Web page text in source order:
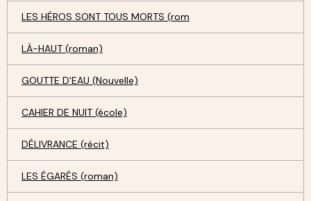
LES HÉROS SONT TOUS MORTS (rom
LÀ-HAUT (roman)
GOUTTE D'EAU (Nouvelle)
CAHIER DE NUIT (école)
DÉLIVRANCE (récit)
LES ÉGARÉS (roman)